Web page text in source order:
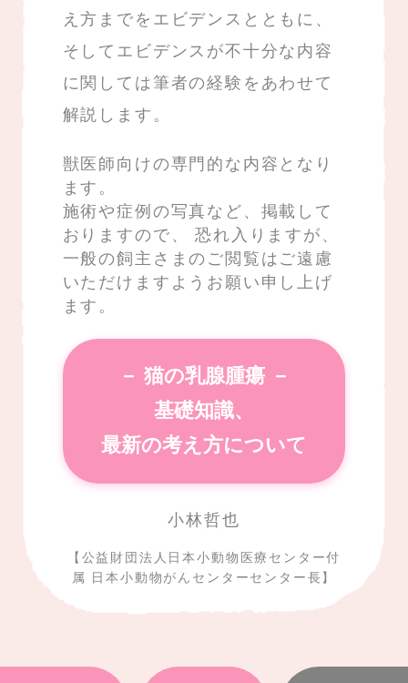
え方までをエビデンスとともに、
そしてエビデンスが不十分な内容
に関しては筆者の経験をあわせて
解説します。
獣医師向けの専門的な内容となり
ます。
施術や症例の写真など、掲載して
おりますので、
恐れ入りますが、
一般の飼主さまのご閲覧はご遠慮
いただけますようお願い申し上げ
ます。
－ 猫の乳腺腫瘍 －
基礎知識、
最新の考え方について
小林哲也
【公益財団法人日本小動物医療センター付
属
日本小動物がんセンターセンター長】